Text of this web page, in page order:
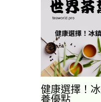
健康選擇！
養優點